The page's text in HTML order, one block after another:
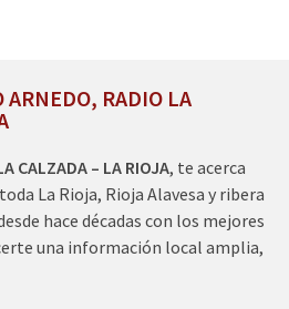
ARNEDO, RADIO LA
CALZADA – LA RIOJA, te acerca
La Rioja, Rioja Alavesa y ribera
hace décadas con los mejores
una información local amplia,